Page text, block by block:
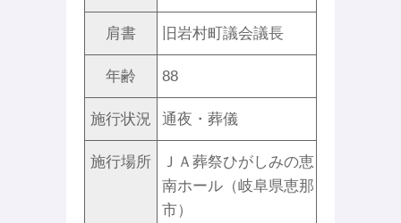
肩書 旧岩村町議会議長
年齢 88
施行状況 通夜・葬儀
施行場所
ＪＡ葬祭ひがしみの恵
南ホール（岐阜県恵那
市）